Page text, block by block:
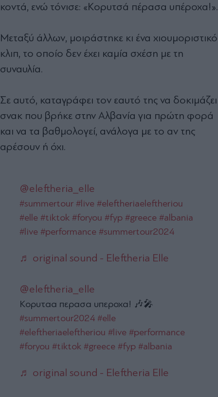
κοντά, ενώ τόνισε: «Κορυτσά πέρασα υπέροχα!».
Μεταξύ άλλων, μοιράστηκε κι ένα χιουμοριστικό
κλιπ, το οποίο δεν έχει καμία σχέση με τη
συναυλία.
Σε αυτό, καταγράφει τον εαυτό της να δοκιμάζει
σνακ που βρήκε στην Αλβανία για πρώτη φορά
και να τα βαθμολογεί, ανάλογα με το αν της
αρέσουν ή όχι.
@eleftheria_elle
#summertour #live #eleftheriaeleftheriou
#elle #tiktok #foryou #fyp #greece #albania
#live #performance #summertour2024
♬ original sound - Eleftheria Elle
@eleftheria_elle
Κορυταα περασα υπεροχα! 🎶🎤
#summertour2024 #elle
#eleftheriaeleftheriou #live #performance
#foryou #tiktok #greece #fyp #albania
♬ original sound - Eleftheria Elle